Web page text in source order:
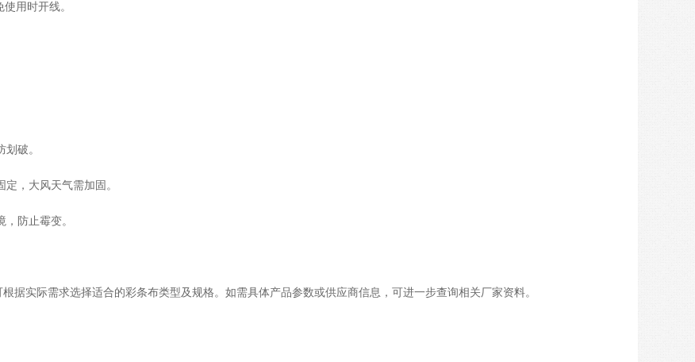
用时开线。
破。
，大风天气需加固。
防止霉变。
据实际需求选择适合的彩条布类型及规格。如需具体产品参数或供应商信息，可进一步查询相关厂家资料。